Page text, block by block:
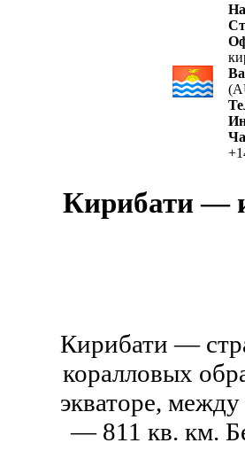
Кирибати —
Кирибати —
коралловых
экваторе,
— 811 кв. км.